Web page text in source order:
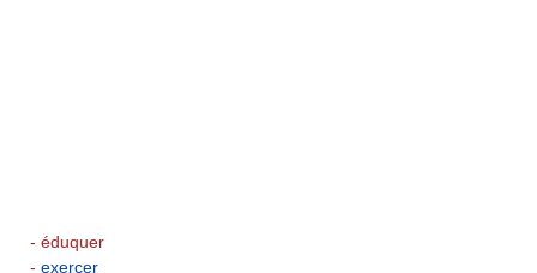
- éduquer
- exercer